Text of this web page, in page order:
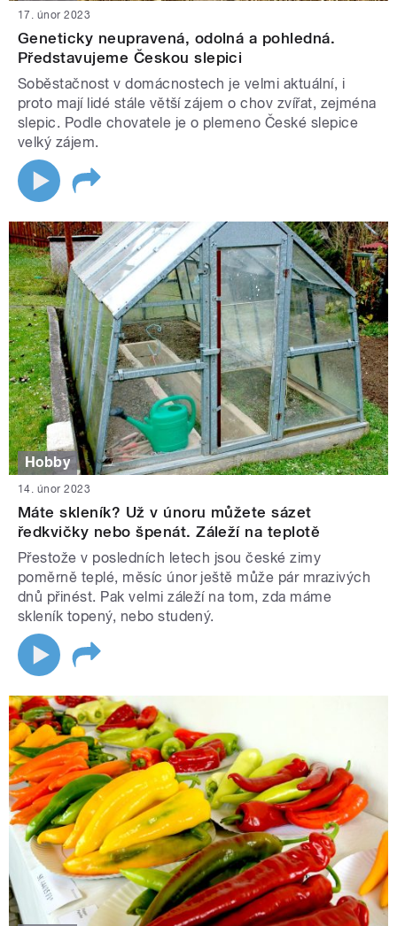
17. únor 2023
Geneticky neupravená, odolná a pohledná.
Představujeme Českou slepici
Soběstačnost v domácnostech je velmi aktuální, i
proto mají lidé stále větší zájem o chov zvířat, zejména
slepic. Podle chovatele je o plemeno České slepice
velký zájem.
Hobby
14. únor 2023
Máte skleník? Už v únoru můžete sázet
ředkvičky nebo špenát. Záleží na teplotě
Přestože v posledních letech jsou české zimy
poměrně teplé, měsíc únor ještě může pár mrazivých
dnů přinést. Pak velmi záleží na tom, zda máme
skleník topený, nebo studený.